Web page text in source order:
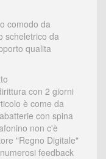
comodo da
scheletrico da
qualita
con 2 giorni
è come da
con spina
non c'è
"Regno Digitale"
feedback